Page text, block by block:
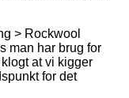
> Rockwool
man har brug for
at vi kigger
for det